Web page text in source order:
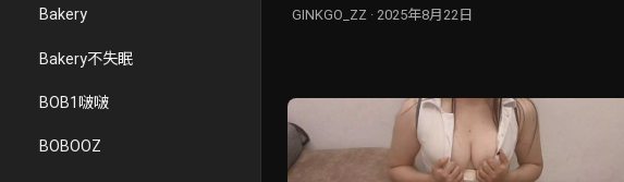
Bakery
Bakery不失眠
BOB1啵啵
BOBOOZ
GINKGO_ZZ · 2025年8月22日